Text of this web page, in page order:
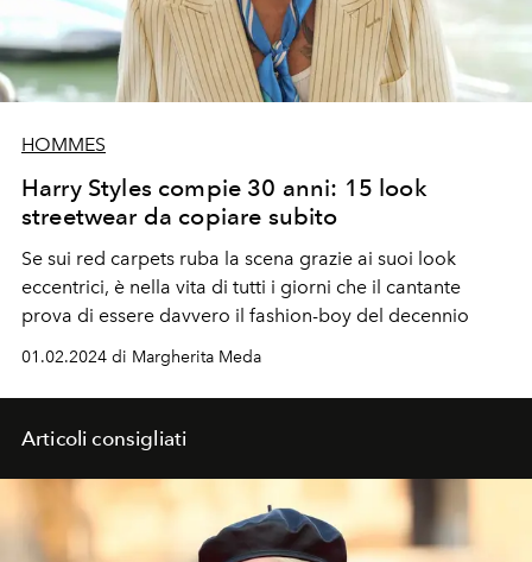
HOMMES
Harry Styles compie 30 anni: 15 look
streetwear da copiare subito
Se sui red carpets ruba la scena grazie ai suoi look
eccentrici, è nella vita di tutti i giorni che il cantante
prova di essere davvero il fashion-boy del decennio
01.02.2024 di Margherita Meda
Articoli consigliati